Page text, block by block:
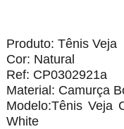
Produto: Tênis Veja
Cor: Natural
Ref: CP0302921a
Material: Camurça
Modelo:Tênis Veja
White